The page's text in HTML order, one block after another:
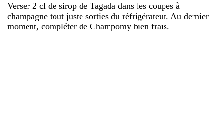
Verser 2 cl de sirop de Tagada dans les coupes à
champagne tout juste sorties du réfrigérateur. Au dernier
moment, compléter de Champomy bien frais.